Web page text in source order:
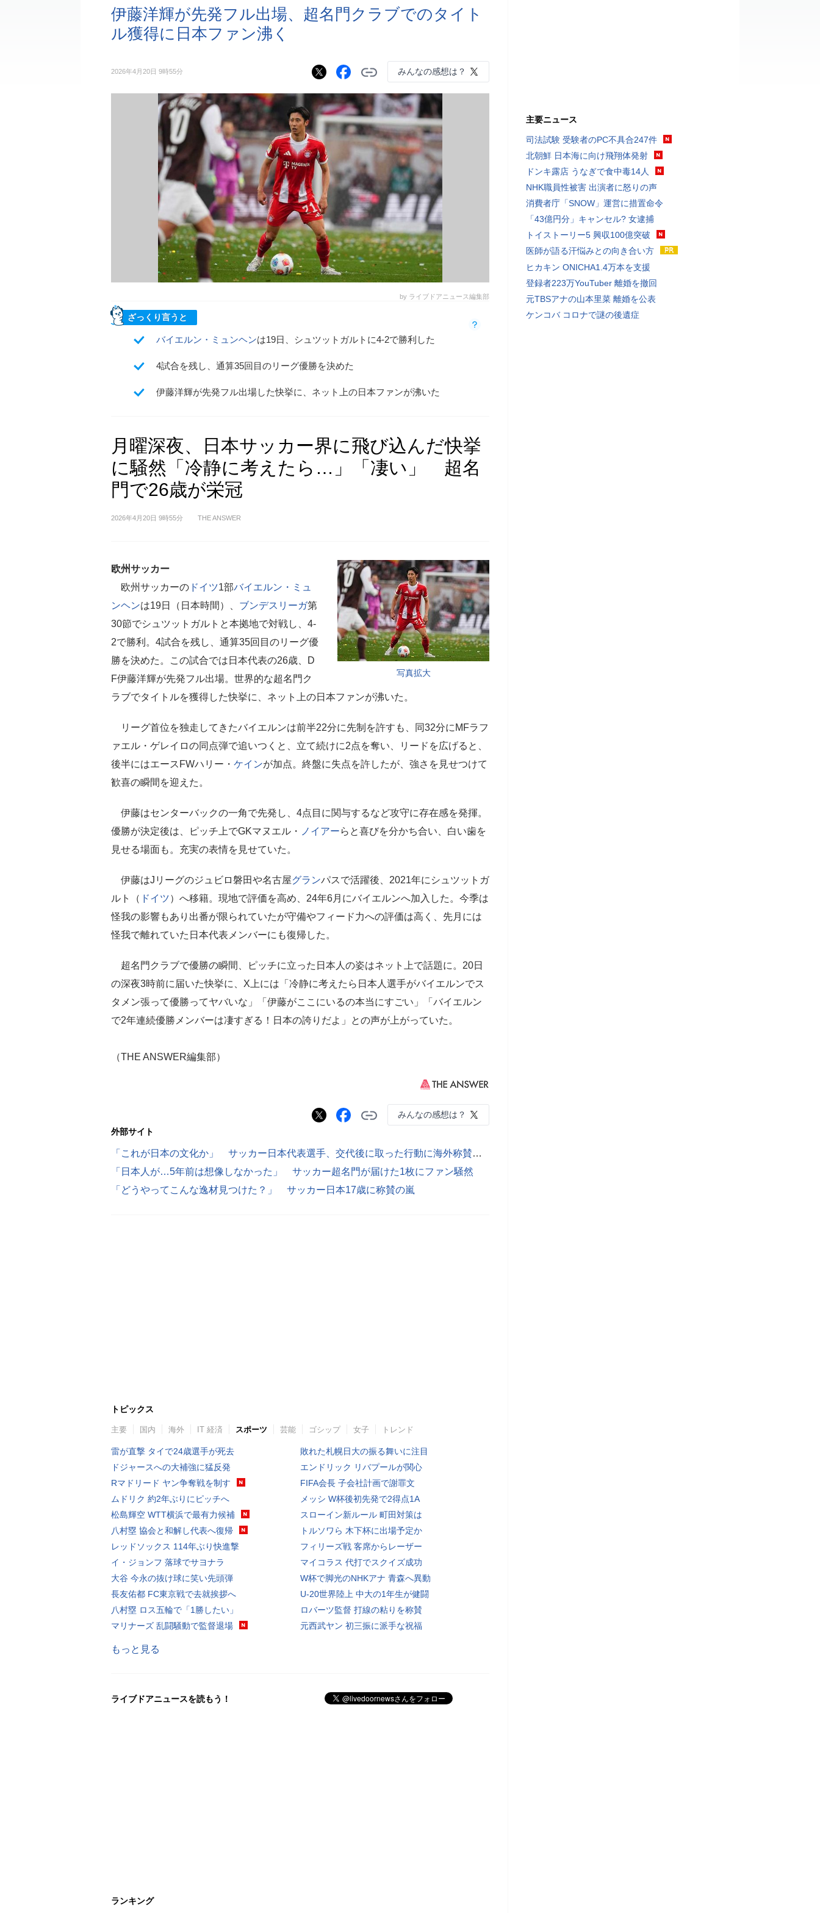
伊藤洋輝が先発フル出場、超名門クラブでのタイト
ル獲得に日本ファン沸く
2026年4月20日 9時55分 みんなの感想は？
by ライブドアニュース編集部
ざっくり言うと
バイエルン・ミュンヘンは19日、シュツットガルトに4-2で勝利した
4試合を残し、通算35回目のリーグ優勝を決めた
伊藤洋輝が先発フル出場した快挙に、ネット上の日本ファンが沸いた
月曜深夜、日本サッカー界に飛び込んだ快挙
に騒然「冷静に考えたら…」「凄い」 超名
門で26歳が栄冠
2026年4月20日 9時55分 THE ANSWER
写真拡大
欧州サッカー
欧州サッカーの ドイツ1部バイエルン・ミュ
ンヘンは19日（日本時間）、 ブンデスリーガ第
30節でシュツットガルトと本拠地で対戦し、4-
2で勝利。4試合を残し、通算35回目のリーグ優
勝を決めた。この試合では日本代表の26歳、D
F伊藤洋輝が先発フル出場。世界的な超名門ク
ラブでタイトルを獲得した快挙に、ネット上の日本ファンが沸いた。
リーグ首位を独走してきたバイエルンは前半22分に先制を許すも、同32分にMFラフ
ァエル・ゲレイロの同点弾で追いつくと、立て続けに2点を奪い、リードを広げると、
後半にはエースFWハリー・ ケインが加点。終盤に失点を許したが、強さを見せつけて
歓喜の瞬間を迎えた。
伊藤はセンターバックの一角で先発し、4点目に関与するなど攻守に存在感を発揮。
優勝が決定後は、ピッチ上でGKマヌエル・ ノイアーらと喜びを分かち合い、白い歯を
見せる場面も。充実の表情を見せていた。
伊藤はJリーグのジュビロ磐田や名古屋グランパスで活躍後、2021年にシュツットガ
ルト（ ドイツ）へ移籍。現地で評価を高め、24年6月にバイエルンへ加入した。今季は
怪我の影響もあり出番が限られていたが守備やフィード力への評価は高く、先月には
怪我で離れていた日本代表メンバーにも復帰した。
超名門クラブで優勝の瞬間、ピッチに立った日本人の姿はネット上で話題に。20日
の深夜3時前に届いた快挙に、X上には「冷静に考えたら日本人選手がバイエルンでス
タメン張って優勝ってヤバいな」「伊藤がここにいるの本当にすごい」「バイエルン
で2年連続優勝メンバーは凄すぎる！日本の誇りだよ」との声が上がっていた。
（THE ANSWER編集部）
みんなの感想は？
外部サイト
「これが日本の文化か」 サッカー日本代表選手、交代後に取った行動に海外称賛の嵐
「日本人が…5年前は想像しなかった」 サッカー超名門が届けた1枚にファン騒然
「どうやってこんな逸材見つけた？」 サッカー日本17歳に称賛の嵐
トピックス
主要 国内 海外 IT 経済 スポーツ 芸能 ゴシップ 女子 トレンド
雷が直撃 タイで24歳選手が死去
ドジャースへの大補強に猛反発
Rマドリード ヤン争奪戦を制す
ムドリク 約2年ぶりにピッチへ
松島輝空 WTT横浜で最有力候補
八村塁 協会と和解し代表へ復帰
レッドソックス 114年ぶり快進撃
イ・ジョンフ 落球でサヨナラ
大谷 今永の抜け球に笑い先頭弾
長友佑都 FC東京戦で去就挨拶へ
八村塁 ロス五輪で「1勝したい」
マリナーズ 乱闘騒動で監督退場
敗れた札幌日大の振る舞いに注目
エンドリック リバプールが関心
FIFA会長 子会社計画で謝罪文
メッシ W杯後初先発で2得点1A
スローイン新ルール 町田対策は
トルソワら 木下杯に出場予定か
フィリーズ戦 客席からレーザー
マイコラス 代打でスクイズ成功
W杯で脚光のNHKアナ 青森へ異動
U-20世界陸上 中大の1年生が健闘
ロバーツ監督 打線の粘りを称賛
元西武ヤン 初三振に派手な祝福
もっと見る
ライブドアニュースを読もう！
ランキング
主要ニュース
司法試験 受験者のPC不具合247件
北朝鮮 日本海に向け飛翔体発射
ドンキ露店 うなぎで食中毒14人
NHK職員性被害 出演者に怒りの声
消費者庁「SNOW」運営に措置命令
「43億円分」キャンセル? 女逮捕
トイストーリー5 興収100億突破
医師が語る汗悩みとの向き合い方
ヒカキン ONICHA1.4万本を支援
登録者223万YouTuber 離婚を撤回
元TBSアナの山本里菜 離婚を公表
ケンコバ コロナで謎の後遺症